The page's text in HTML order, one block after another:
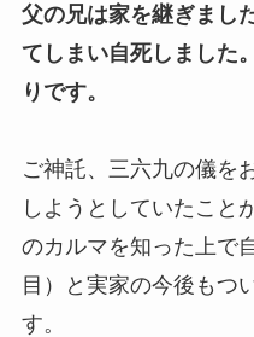
父の兄は家を継ぎまし
てしまい自死しました
りです。
ご神託、三六九の儀を
しようとしていたこと
のカルマを知った上で
目）と実家の今後もつ
す。